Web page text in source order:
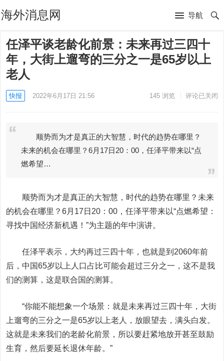
海外消息网 导航
任泽平谈老龄化前景：未来再过三四十
年，大街上遛弯的三分之一是65岁以上
老人
快报 2022年6月17日 21:56 145浏览 评论已关闭
顺势而为才是真正的大智慧，时代的趋势在哪里？
未来的机会在哪里？6月17日20：00，任泽平带来以“点
燃希望…
顺势而为才是真正的大智慧 ，时代的趋势在哪里？未来
的机会在哪里？6月17日20：00，任泽平带来以“点燃希望：
寻找中国经济新机遇！”为主题的年中演讲。
任泽平表示，大约再过三四十年，也就是到2060年前
后，中国65岁以上人口占比可能会超过三分之一，这不是我
们的测算，这是联合国的测算。
“你能不能想象一个场景：就是未来再过三四十年，大街
上遛弯的三分之一是65岁以上老人，放眼望去，满头白发。
这就是未来我们的老龄化前景，所以要赶紧地放开甚至鼓励
生育，然后要延长退休年龄。”